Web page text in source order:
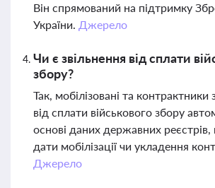
Він спрямований на підтримку
України. Джерело
Чи є звільнення від сплати
збору?
Так, мобілізовані та контрактники
від сплати військового збору
основі даних державних
дати мобілізації чи укладення
Джерело